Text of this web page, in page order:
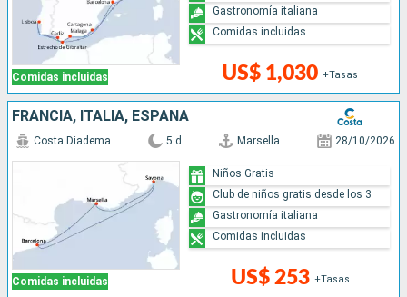
Comidas incluidas US$ 1,030 +Tasas
Gastronomía italiana
Comidas incluidas
FRANCIA, ITALIA, ESPAÑA
Comidas incluidas
Costa Diadema 5 d Marsella 28/10/2026
US$ 253 +Tasas
Niños Gratis
Club de niños gratis desde los 3
Gastronomía italiana
Comidas incluidas